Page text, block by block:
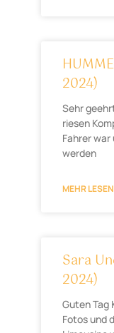
2024)
Sehr
riesen
Fahrer
werden
MEHR
Sara
2024)
Guten Tag
Fotos und